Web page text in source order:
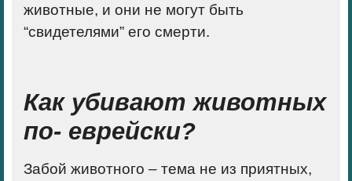
животные, и они не могут быть
“свидетелями” его смерти.
Как убивают животных
по- еврейски?
Забой животного – тема не из приятных,